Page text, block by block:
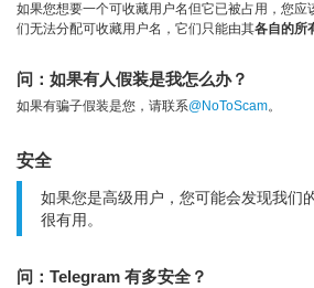
如果您想要一个可收藏用户名但它已被占用，您应
们无法分配可收藏用户名，它们只能由其各自的所
问：如果有人假装是我怎么办？
如果有骗子假装是您，请联系@NoToScam。
安全
如果您是高级用户，您可能会发现我们
很有用。
问：Telegram 有多安全？